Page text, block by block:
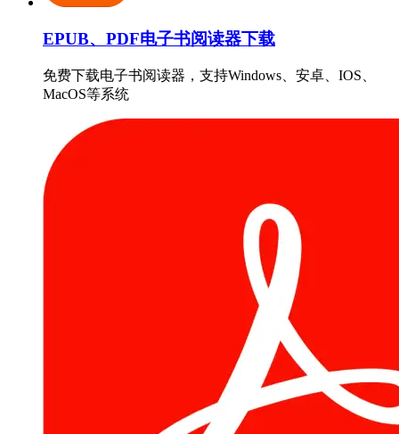
EPUB、PDF电子书阅读器下载
免费下载电子书阅读器，支持Windows、安卓、IOS、
MacOS等系统